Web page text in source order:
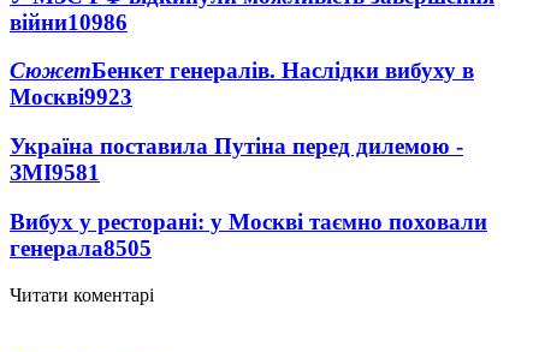
війни10986
СюжетБенкет генералів. Наслідки вибуху в
Москві9923
Україна поставила Путіна перед дилемою -
ЗМІ9581
Вибух у ресторані: у Москві таємно поховали
генерала8505
Читати коментарі